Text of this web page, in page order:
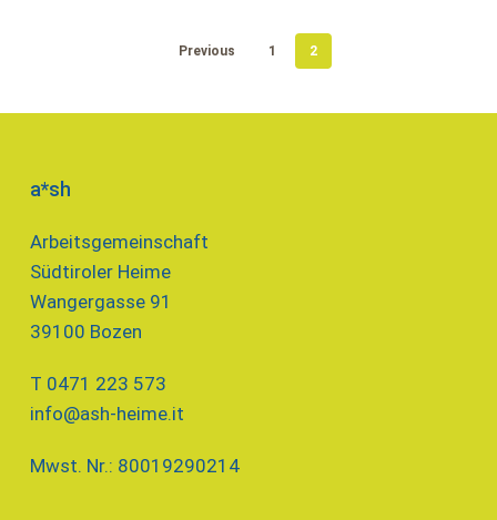
Previous 1 2
a*sh
Arbeitsgemeinschaft
Südtiroler Heime
Wangergasse 91
39100 Bozen
T 0471 223 573
info@ash-heime.it
Mwst. Nr.: 80019290214